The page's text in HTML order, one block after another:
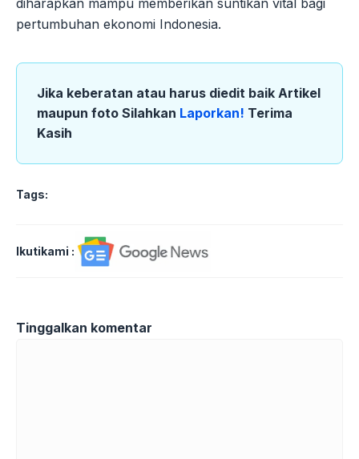
diharapkan mampu memberikan suntikan vital bagi
pertumbuhan ekonomi Indonesia.
Jika keberatan atau harus diedit baik Artikel
maupun foto Silahkan Laporkan! Terima
Kasih
Tags:
Ikutikami :
Tinggalkan komentar